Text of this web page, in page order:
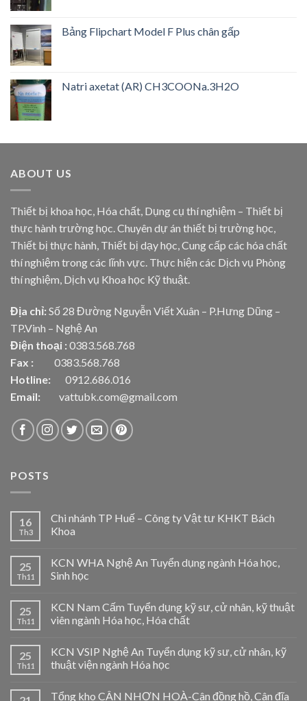
Bảng Flipchart Model F Plus chân gấp
Natri axetat (AR) CH3COONa.3H2O
ABOUT US
Thiết bị khoa học, Hóa chất, Dụng cụ thí nghiệm – Thiết bị
thực hành trường học. Chuyên dự án thiết bị trường học,
Thiết bị thực hành, Thiết bị dạy học, Cung cấp các hóa chất
thí nghiệm trong các lĩnh vực. Thực hiện các Dịch vụ Phòng
thí nghiệm, Dịch vụ Khoa học Kỹ thuật.
Địa chỉ: Số 28 Đường Nguyễn Viết Xuân – P.Hưng Dũng –
TP.Vinh – Nghệ An
Điện thoại : 0383.568.768
Fax : 0383.568.768
Hotline: 0912.686.016
Email:
vattubk.com@gmail.com
POSTS
16
Th3
Chi nhánh TP Huế – Công ty Vật tư KHKT Bách
Khoa
25
Th11
KCN WHA Nghệ An Tuyển dụng ngành Hóa học,
Sinh học
25
Th11
KCN Nam Cấm Tuyển dụng kỹ sư, cử nhân, kỹ thuật
viên ngành Hóa học, Hóa chất
25
Th11
KCN VSIP Nghệ An Tuyển dụng kỹ sư, cử nhân, kỹ
thuật viện ngành Hóa học
Tổng kho CÂN NHƠN HOÀ-Cân đồng hồ, Cân đĩa